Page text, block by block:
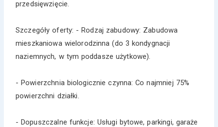
przedsięwzięcie.
Szczegóły oferty: - Rodzaj zabudowy: Zabudowa
mieszkaniowa wielorodzinna (do 3 kondygnacji
naziemnych, w tym poddasze użytkowe).
- Powierzchnia biologicznie czynna: Co najmniej 75%
powierzchni działki.
- Dopuszczalne funkcje: Usługi bytowe, parkingi, garaże